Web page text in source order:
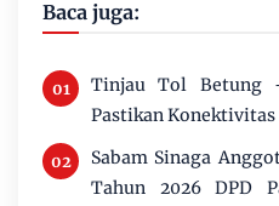
Baca juga:
Tinjau Tol Betung
Pastikan
Sabam Sinaga
Tahun 2026 DPD